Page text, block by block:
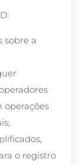
sobre a
operações
o registro